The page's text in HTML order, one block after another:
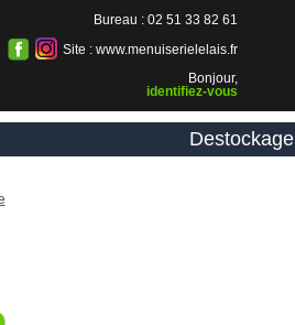
Bureau : 02 51 33 82 61
Site : www.menuiserielelais.fr
Bonjour,
identifiez-vous
Destockage